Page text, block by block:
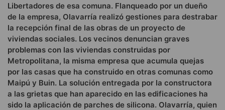
Libertadores de esa comuna. Flanqueado por un dueño
de la empresa, Olavarría realizó gestiones para destrabar
la recepción final de las obras de un proyecto de
viviendas sociales. Los vecinos denuncian graves
problemas con las viviendas construidas por
Metropolitana, la misma empresa que acumula quejas
por las casas que ha construido en otras comunas como
Maipú y Buin. La solución entregada por la constructora
a las grietas que han aparecido en las edificaciones ha
sido la aplicación de parches de silicona. Olavarría, quien